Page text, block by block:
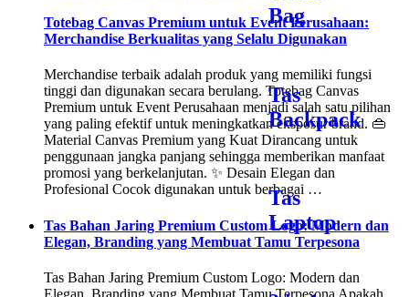
Bag
Tas
Backpack
Tas
Laptop
Totebag Canvas Premium untuk Event Perusahaan:
Merchandise Berkualitas yang Selalu Digunakan
Merchandise terbaik adalah produk yang memiliki fungsi
tinggi dan digunakan secara berulang. Totebag Canvas
Premium untuk Event Perusahaan menjadi salah satu pilihan
yang paling efektif untuk meningkatkan eksposur brand. 👜
Material Canvas Premium yang Kuat Dirancang untuk
penggunaan jangka panjang sehingga memberikan manfaat
promosi yang berkelanjutan. ✨ Desain Elegan dan
Profesional Cocok digunakan untuk berbagai …
Tas Bahan Jaring Premium Custom Logo: Modern dan
Elegan, Branding yang Membuat Tamu Terpesona
Tas Bahan Jaring Premium Custom Logo: Modern dan
Elegan, Branding yang Membuat Tamu Terpesona Apakah